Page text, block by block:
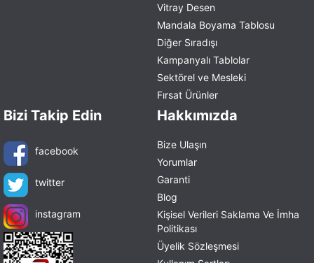
Vitray Desen
Mandala Boyama Tablosu
Diğer Sıradışı
Kampanyalı Tablolar
Sektörel ve Mesleki
Fırsat Ürünler
Bizi Takip Edin
facebook
twitter
instagram
Hakkımızda
Bize Ulaşın
Yorumlar
Garanti
Blog
Kişisel Verileri Saklama Ve İmha
Politikası
Üyelik Sözleşmesi